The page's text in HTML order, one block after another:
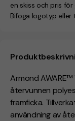
Armond
återvunnen
framficka.
användning av
en skiss och pris
Bifoga logotyp eller